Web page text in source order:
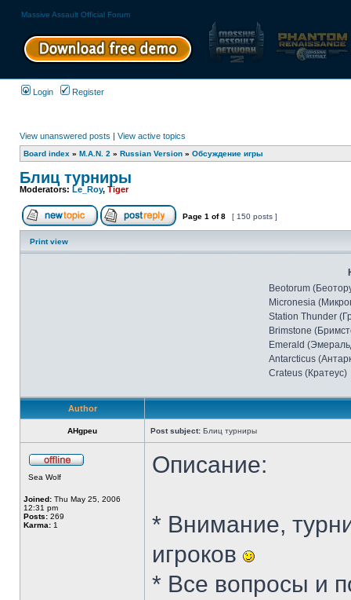
Massive Assault Official Forum
Login Register
View unanswered posts | View active topics
Board index » M.A.N. 2 » Russian Version » Обсуждение игры
Блиц турниры
Moderators: Le_Roy, Tiger
Page 1 of8 [ 150 posts ]
Print view
Beotorum
Micronesia
Station Thunder
Brimstone
Emerald
Antarcticus
Crateus (Кратеус)
Author
AHgpeu Post subject: Блиц турниры
Sea Wolf
Joined: Thu May 25, 2006
12:31 pm
Posts: 269
Karma: 1
Описание:
* Внимание,
игроков
* Все вопросы и